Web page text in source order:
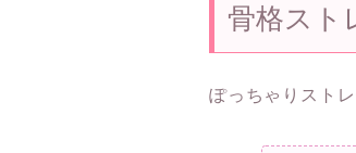
骨格スト
ぽっちゃりスト